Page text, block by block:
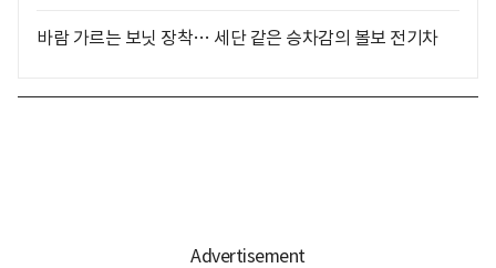
바람 가르는 보닛 장착… 세단 같은 승차감의 볼보 전기차